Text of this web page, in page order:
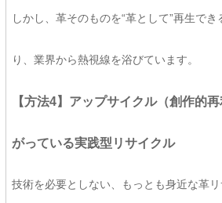
しかし、革そのものを“革として”再生で
り、業界から熱視線を浴びています。
【方法4】アップサイクル（創作的
がっている実践型リサイクル
技術を必要としない、もっとも身近な革